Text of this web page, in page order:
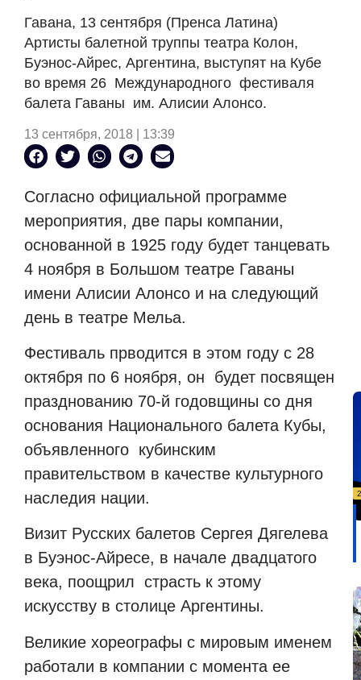
Гавана, 13 сентября (Пренса Латина)
Артисты балетной труппы театра Колон,
Буэнос-Айрес, Аргентина, выступят на Кубе
во время 26 Международного фестиваля
балета Гаваны им. Алисии Алонсо.
13 сентября, 2018 | 13:39
Согласно официальной программе
мероприятия, две пары компании,
основанной в 1925 году будет танцевать
4 ноября в Большом театре Гаваны
имени Алисии Алонсо и на следующий
день в театре Мельа.
Фестиваль прводится в этом году с 28
октября по 6 ноября, он будет посвящен
празднованию 70-й годовщины со дня
основания Национального балета Кубы,
объявленного кубинским
правительством в качестве культурного
наследия нации.
Визит Русских балетов Сергея Дягелева
в Буэнос-Айресе, в начале двадцатого
века, поощрил страсть к этому
искусству в столице Аргентины.
Великие хореографы с мировым именем
работали в компании с момента ее